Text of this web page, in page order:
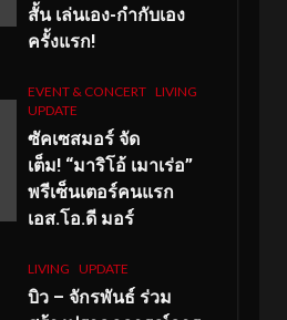
สั้น เล่นเอง-กำกับเอง
ครั้งแรก!
EVENT & CONCERT LIVING
UPDATE
ซัคเซสมอร์ จัด
เต็ม! “มาริโอ้ เมาเร่อ”
พรีเซ็นเตอร์คนแรก
เอส.โอ.ดี มอร์
LIVING UPDATE
บิว – จักรพันธ์ ร่วม